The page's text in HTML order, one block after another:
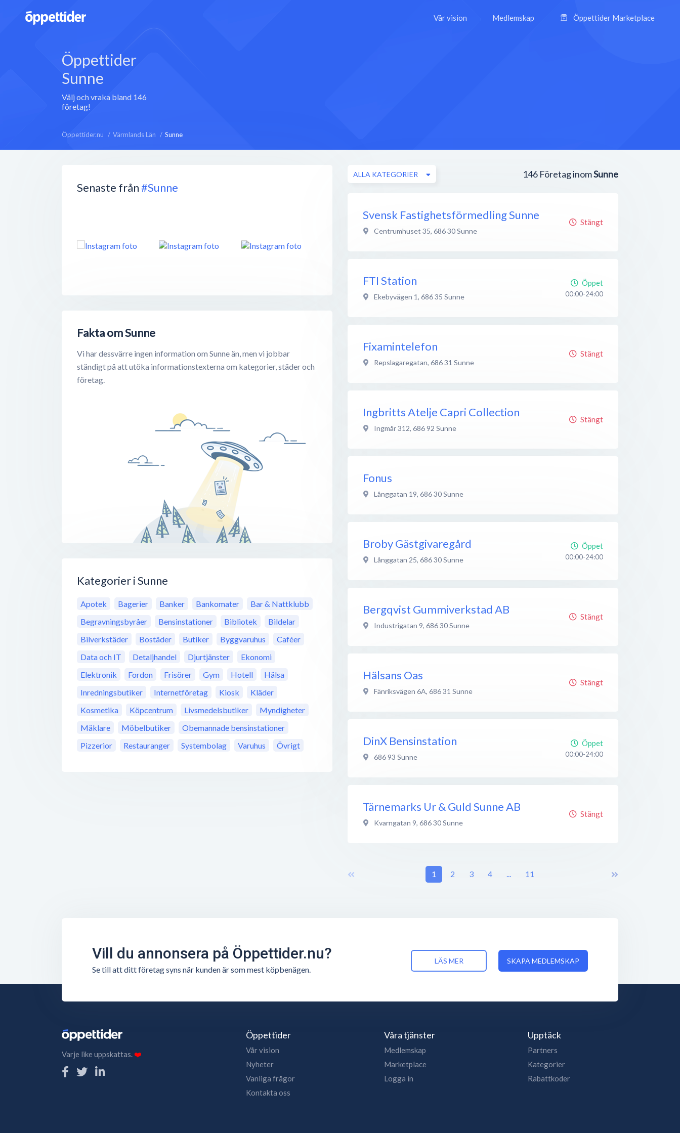
Vår vision Medlemskap Öppettider Marketplace
Öppettider
Sunne
Välj och vraka bland 146
företag!
Öppettider.nu Värmlands Län Sunne
Senaste från#Sunne
Fakta om Sunne
Vi har dessvärre ingen information om Sunne än, men vi jobbar
ständigt på att utöka informationstexterna om kategorier, städer och
företag.
Kategorier i Sunne
Apotek Bagerier Banker Bankomater
Bar & Nattklubb
Begravningsbyråer
Bensinstationer Bibliotek
Bildelar
Bilverkstäder
Bostäder Butiker Byggvaruhus
Caféer
Data och IT
Detaljhandel Djurtjänster
Ekonomi
Elektronik
Fordon Frisörer Gym Hotell
Hälsa
Inredningsbutiker
Internetföretag Kiosk
Kläder
Kosmetika
Köpcentrum Livsmedelsbutiker
Myndigheter
Mäklare
Möbelbutiker
Obemannade bensinstationer
Pizzerior
Restauranger Systembolag Varuhus Övrigt
146 Företag inomSunne
ALLA KATEGORIER
Svensk Fastighetsförmedling Sunne
Centrumhuset 35, 686 30Sunne
Stängt
FTI Station
Ekebyvägen 1, 686 35 Sunne
Öppet
00:00-24:00
Fixamintelefon
Repslagaregatan, 686 31 Sunne
Stängt
Ingbritts Atelje Capri Collection
Ingmår 312, 686 92 Sunne
Stängt
Fonus
Långgatan 19, 686 30Sunne
Broby Gästgivaregård
Långgatan 25, 686 30Sunne
Öppet
00:00-24:00
Bergqvist Gummiverkstad AB
Industrigatan 9, 686 30Sunne
Stängt
Hälsans Oas
Fänriksvägen 6A, 686 31 Sunne
Stängt
DinX Bensinstation
686 93 Sunne
Öppet
00:00-24:00
Tärnemarks Ur & Guld Sunne AB
Kvarngatan 9, 686 30Sunne
Stängt
1 2 3 4 ... 11
Vill du annonsera på Öppettider.nu?
Se till att ditt företag syns när kunden är som mest köpbenägen.
LÄS MER SKAPA MEDLEMSKAP
Varje like uppskattas.❤️
Öppettider
Vår vision
Nyheter
Vanliga frågor
Kontakta oss
Våra tjänster
Medlemskap
Marketplace
Logga in
Upptäck
Partners
Kategorier
Rabattkoder